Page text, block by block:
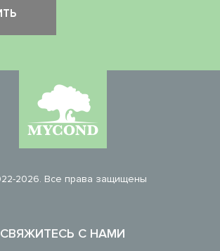
2026. Все права защищены
СВЯЖИТЕСЬ С НАМИ